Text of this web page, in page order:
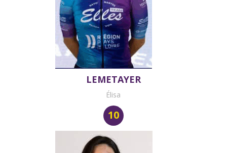
LEMETAYER
Élisa
10